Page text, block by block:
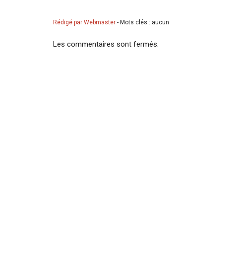
Rédigé par Webmaster- Mots clés : aucun
Les commentaires sont fermés.